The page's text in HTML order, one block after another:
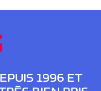
1996 ET